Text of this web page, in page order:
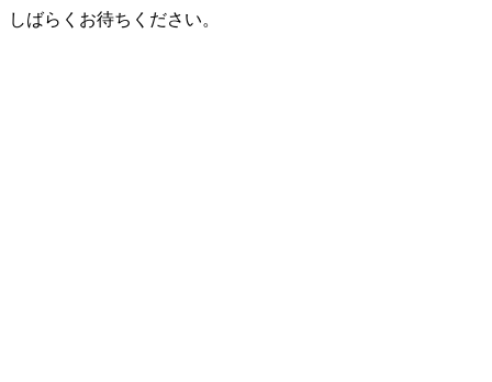
しばらくお待ちください。